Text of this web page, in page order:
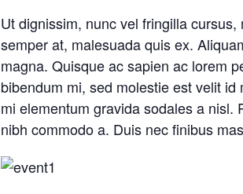
Ut dignissim, nunc vel fringilla
semper at, malesuada quis ex.
magna. Quisque ac sapien ac lorem
bibendum mi, sed molestie est velit
mi elementum gravida sodales a
nibh commodo a. Duis nec finibus